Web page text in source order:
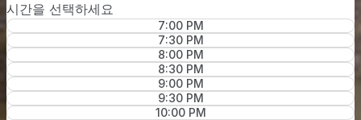
시간을 선택하세요
7:00 PM
7:30 PM
8:00 PM
8:30 PM
9:00 PM
9:30 PM
10:00 PM